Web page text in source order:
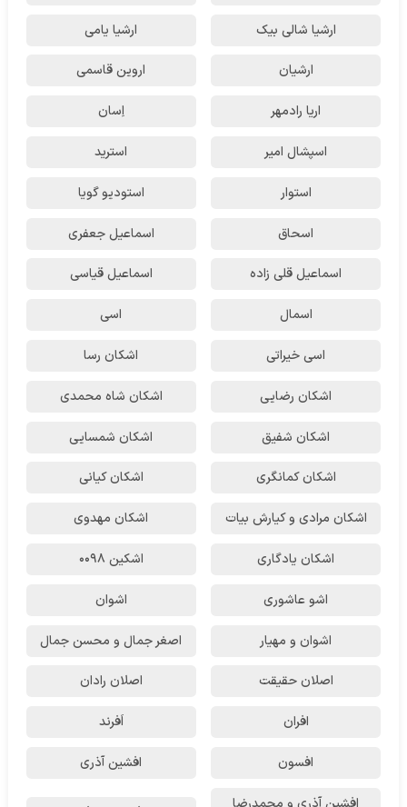
ارشیا شالی بیک ارشیا یامی
ارشیان اروین قاسمی
اریا رادمهر اِسان
اسپشال امیر استرید
استوار استودیو گویا
اسحاق اسماعیل جعفری
اسماعیل قلی زاده اسماعیل قیاسی
اسمال اسی
اسی خیراتی اشکان رسا
اشکان رضایی اشکان شاه محمدی
اشکان شفیق اشکان شمسایی
اشکان‌ کمانگری اشکان کیانی
اشکان مرادی و کیارش بیات اشکان مهدوی
اشکان یادگاری اشکین ۰۰۹۸
اشو عاشوری اشوان
اشوان و مهیار اصغر جمال و محسن جمال
اصلان حقیقت اصلان رادان
افران اَفرند
افسون افشین آذری